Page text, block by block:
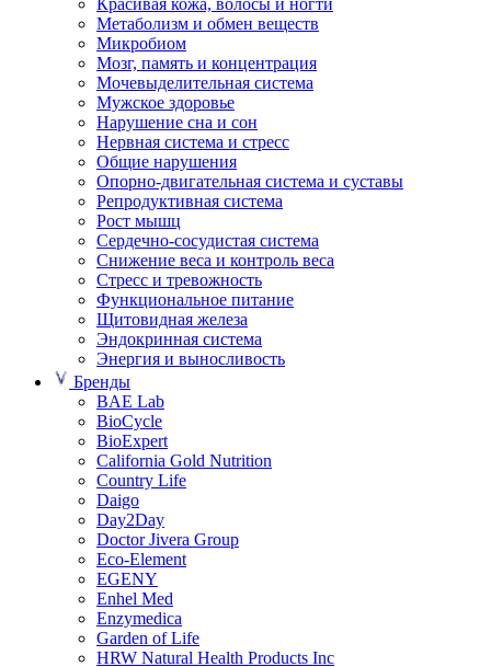
Красивая кожа, волосы и ногти
Метаболизм и обмен веществ
Микробиом
Мозг, память и концентрация
Мочевыделительная система
Мужское здоровье
Нарушение сна и сон
Нервная система и стресс
Общие нарушения
Опорно-двигательная система и суставы
Репродуктивная система
Рост мышц
Сердечно-сосудистая система
Снижение веса и контроль веса
Стресс и тревожность
Функциональное питание
Щитовидная железа
Эндокринная система
Энергия и выносливость
Бренды
BAE Lab
BioCycle
BioExpert
California Gold Nutrition
Country Life
Daigo
Day2Day
Doctor Jivera Group
Eco-Element
EGENY
Enhel Med
Enzymedica
Garden of Life
HRW Natural Health Products Inc